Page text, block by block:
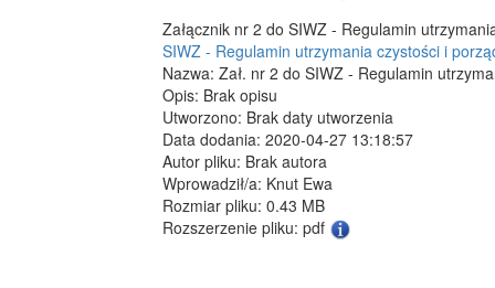
Załącznik nr 2 do SIWZ - Regulamin
SIWZ - Regulamin utrzymania czystości i
Nazwa: Zał. nr 2 do SIWZ - Regulamin
Opis: Brak opisu
Utworzono: Brak daty utworzenia
Data dodania: 2020-04-27 13:18:57
Autor pliku: Brak autora
Wprowadził/a: Knut Ewa
Rozmiar pliku: 0.43 MB
Rozszerzenie pliku: pdf